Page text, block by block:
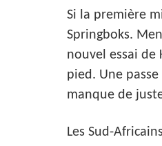
Si la première
Springboks.
nouvel essai de
pied. Une
manque de
Les Sud-